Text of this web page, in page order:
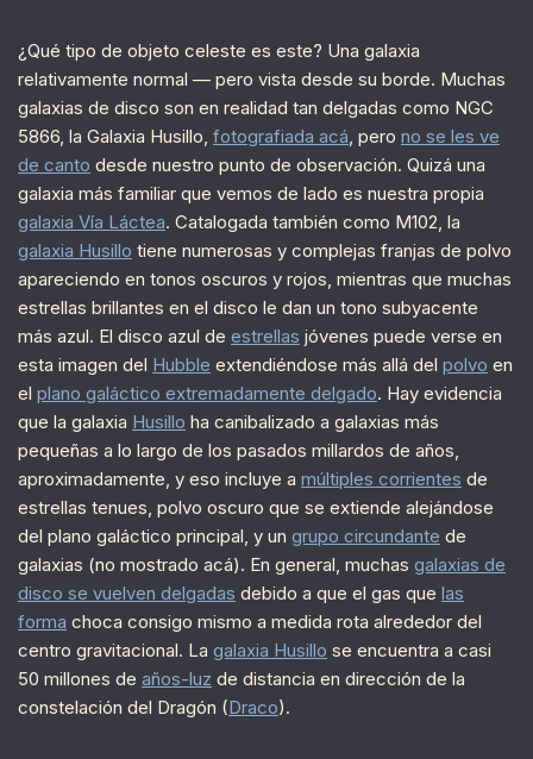
¿Qué tipo de objeto celeste es este? Una galaxia
relativamente normal — pero vista desde su borde. Muchas
galaxias de disco son en realidad tan delgadas como NGC
5866, la Galaxia Husillo, fotografiada acá, pero no se les ve
de canto desde nuestro punto de observación. Quizá una
galaxia más familiar que vemos de lado es nuestra propia
galaxia Vía Láctea. Catalogada también como M102, la
galaxia Husillo tiene numerosas y complejas franjas de polvo
apareciendo en tonos oscuros y rojos, mientras que muchas
estrellas brillantes en el disco le dan un tono subyacente
más azul. El disco azul de estrellas jóvenes puede verse en
esta imagen del Hubble extendiéndose más allá del polvo en
el plano galáctico extremadamente delgado. Hay evidencia
que la galaxia Husillo ha canibalizado a galaxias más
pequeñas a lo largo de los pasados millardos de años,
aproximadamente, y eso incluye a múltiples corrientes de
estrellas tenues, polvo oscuro que se extiende alejándose
del plano galáctico principal, y un grupo circundante de
galaxias (no mostrado acá). En general, muchas galaxias de
disco se vuelven delgadas debido a que el gas que las
forma choca consigo mismo a medida rota alrededor del
centro gravitacional. La galaxia Husillo se encuentra a casi
50 millones de años-luz de distancia en dirección de la
constelación del Dragón (Draco).